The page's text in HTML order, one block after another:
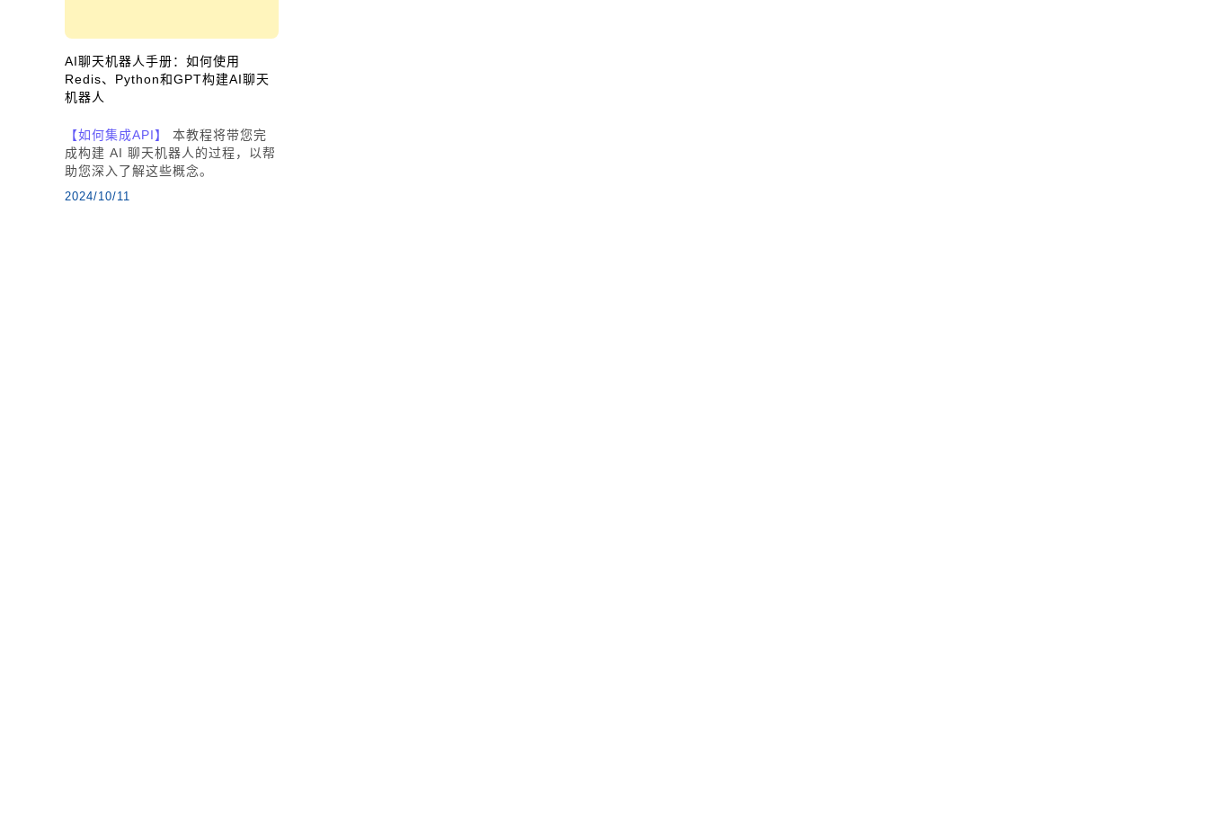
AI聊天机器人手册：如何使用
Redis、Python和GPT构建AI聊天
机器人
【如何集成API】
本教程将带您完
成构建 AI 聊天机器人的过程，以帮
助您深入了解这些概念。
2024/10/11